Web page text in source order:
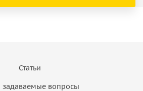
Статьи
задаваемые вопросы